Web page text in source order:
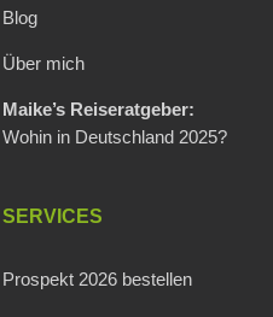
Blog
Über mich
Maike’s Reiseratgeber:
Wohin in Deutschland 2025?
SERVICES
Prospekt 2026 bestellen